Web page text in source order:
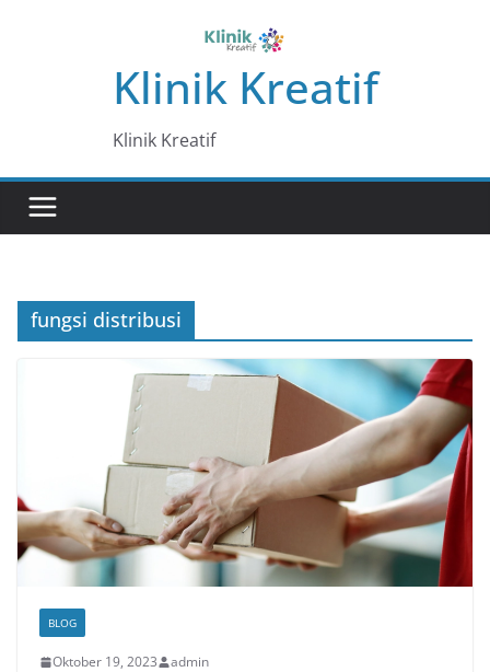
Klinik Kreatif
Klinik Kreatif
fungsi distribusi
BLOG
Oktober 19, 2023 admin